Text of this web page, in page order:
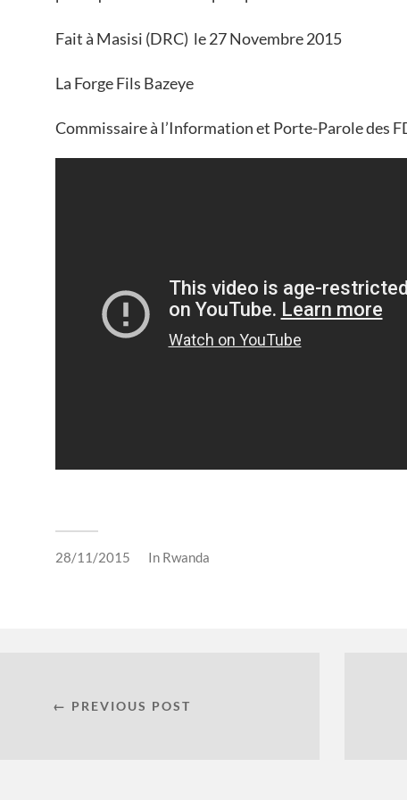
Fait à Masisi (DRC) le 27 Novembre 2015
La Forge Fils Bazeye
Commissaire à l’Information et Porte-Parole des
28/11/2015 In Rwanda
← PREVIOUS POST